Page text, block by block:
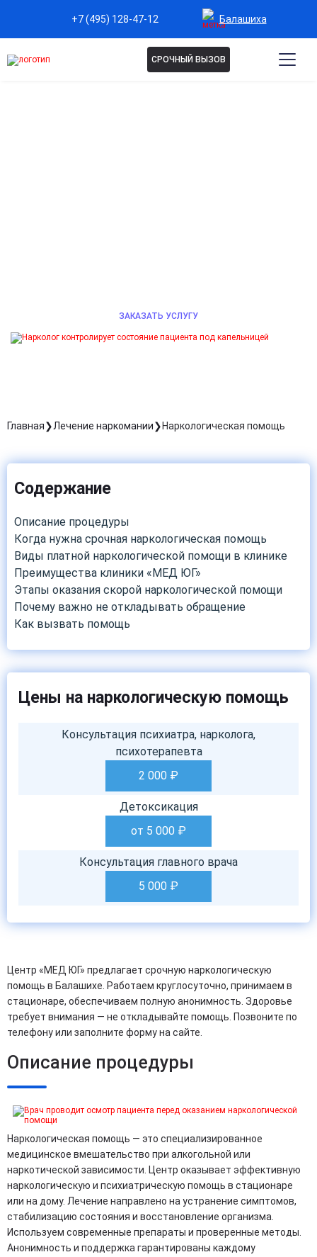
+7 (495) 128-47-12 Балашиха
СРОЧНЫЙ ВЫЗОВ
ЗАКАЗАТЬ УСЛУГУ
Главная Лечение наркомании Наркологическая помощь
Содержание
Описание процедуры
Когда нужна срочная наркологическая помощь
Виды платной наркологической помощи в клинике
Преимущества клиники «МЕД ЮГ»
Этапы оказания скорой наркологической помощи
Почему важно не откладывать обращение
Как вызвать помощь
Цены на наркологическую помощь
Консультация психиатра, нарколога,
психотерапевта
2 000 ₽
Детоксикация
от 5 000 ₽
Консультация главного врача
5 000 ₽
Центр «МЕД ЮГ» предлагает срочную наркологическую
помощь в Балашихе. Работаем круглосуточно, принимаем в
стационаре, обеспечиваем полную анонимность. Здоровье
требует внимания — не откладывайте помощь. Позвоните по
телефону или заполните форму на сайте.
Описание процедуры
Наркологическая помощь — это специализированное
медицинское вмешательство при алкогольной или
наркотической зависимости. Центр оказывает эффективную
наркологическую и психиатрическую помощь в стационаре
или на дому. Лечение направлено на устранение симптомов,
стабилизацию состояния и восстановление организма.
Используем современные препараты и проверенные методы.
Анонимность и поддержка гарантированы каждому